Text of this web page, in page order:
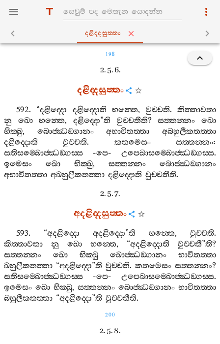
දළිද‍්දසුත‍්තං
198
2. 5. 6.
දළිද‍්දසුත‍්තං
592. “දළිද‍්දො දළිද‍්දොති භන‍්තෙ, වුච‍්චති.කිත‍්තාවතා
නු
ඛො භන‍්තෙ,දළිද‍්දො”ති වුච‍්චතීති?සත‍්තන‍්නං
ඛො
භික‍්ඛු, බොජ‍්ඣඞ‍්ගානං අභාවිතත‍්තා
අබහුලීකතත‍්තා
දළිද‍්දොති
වුච‍්චති. කතමෙසං සත‍්තන‍්නං:
සතිසම‍්බොජ‍්ඣඞ‍්ගස‍්ස -පෙ- උපෙඛාසම‍්බොජ‍්ඣඞ‍්ගස‍්ස.
ඉමෙසං
ඛො භික‍්ඛු, සත‍්තන‍්නං
බොජ‍්ඣඞ‍්ගානං
අභාවිතත‍්තා අබහුලීකතත‍්තා දළිද‍්දොති වුච‍්චතීති.
2. 5. 7.
අදළිද‍්දසුත‍්තං
593. “අදළිද‍්දො අදළිද‍්දො”ති භන‍්තෙ, වුච‍්චති.
කිත‍්තාවතා
නු ඛො භන‍්තෙ, “අදළිද‍්දොති වුච‍්චතී”ති?
සත‍්තන‍්නං
ඛො භික‍්ඛු බොජ‍්ඣඞ‍්ගානං
භාවිතත‍්තා
බහුලීකතත‍්තා “අදළිද‍්දො”ති වුච‍්චති. කතමෙසං සත‍්තන‍්නං?
සතිසම‍්බොජ‍්ඣඞ‍්ගස‍්ස -පෙ- උපෙඛාසම‍්බොජ‍්ඣඞ‍්ගස‍්ස.
ඉමෙසං ඛො භික‍්ඛු, සත‍්තන‍්නං බොජ‍්ඣඞ‍්ගානං භාවිතත‍්තා
බහුලීකතත‍්තා “අදළිද‍්දො”ති වුච‍්චතීති.
200
2. 5. 8.